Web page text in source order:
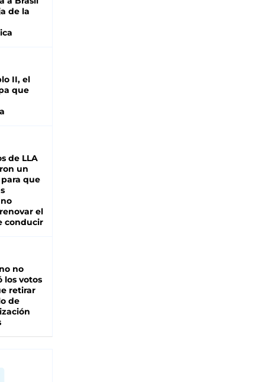
de la
II, el
que
de LLA
un
que
el
conducir
no
los votos
retirar
de